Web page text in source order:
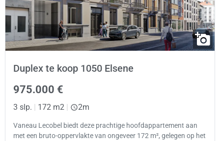
Duplex te koop 1050 Elsene
975.000 €
3 slp. 172 m2 2m
Vaneau Lecobel biedt deze prachtige hoofdappartement aan
met een bruto-oppervlakte van ongeveer 172 m², gelegen op het